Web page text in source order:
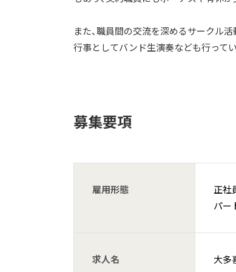
また、職員間の交流を深めるサークル活
行事としてバンド生演奏なども行ってい
募集要項
雇用形態
正社
パー
求人名 大多